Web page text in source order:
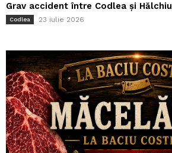
Grav accident între Codlea și Hălchiu
Codlea 23 iulie 2026